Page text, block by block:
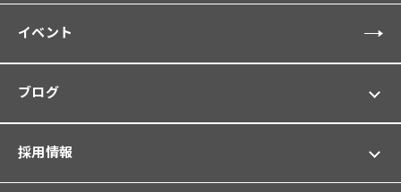
イベント
ブログ
採用情報